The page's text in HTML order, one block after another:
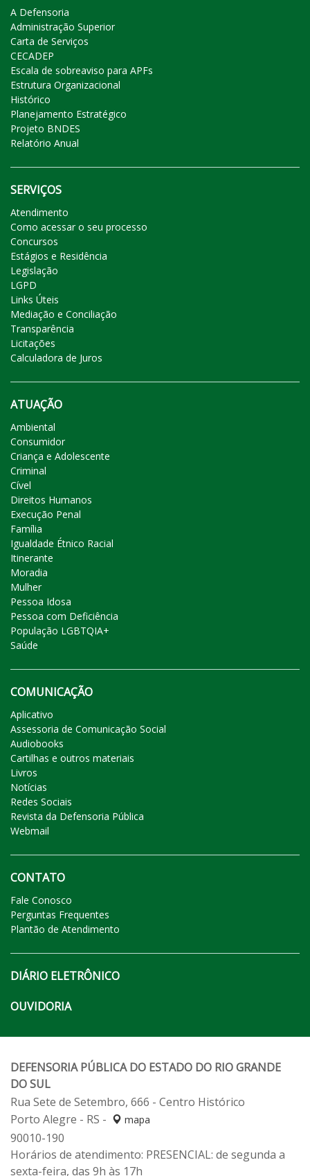
A Defensoria
Administração Superior
Carta de Serviços
CECADEP
Escala de sobreaviso para APFs
Estrutura Organizacional
Histórico
Planejamento Estratégico
Projeto BNDES
Relatório Anual
SERVIÇOS
Atendimento
Como acessar o seu processo
Concursos
Estágios e Residência
Legislação
LGPD
Links Úteis
Mediação e Conciliação
Transparência
Licitações
Calculadora de Juros
ATUAÇÃO
Ambiental
Consumidor
Criança e Adolescente
Criminal
Cível
Direitos Humanos
Execução Penal
Família
Igualdade Étnico Racial
Itinerante
Moradia
Mulher
Pessoa Idosa
Pessoa com Deficiência
População LGBTQIA+
Saúde
COMUNICAÇÃO
Aplicativo
Assessoria de Comunicação Social
Audiobooks
Cartilhas e outros materiais
Livros
Notícias
Redes Sociais
Revista da Defensoria Pública
Webmail
CONTATO
Fale Conosco
Perguntas Frequentes
Plantão de Atendimento
DIÁRIO ELETRÔNICO
OUVIDORIA
DEFENSORIA PÚBLICA DO ESTADO DO RIO GRANDE
DO SUL
Rua Sete de Setembro, 666 - Centro Histórico
Porto Alegre - RS -
mapa
90010-190
Horários de atendimento: PRESENCIAL: de segunda a
sexta-feira, das 9h às 17h